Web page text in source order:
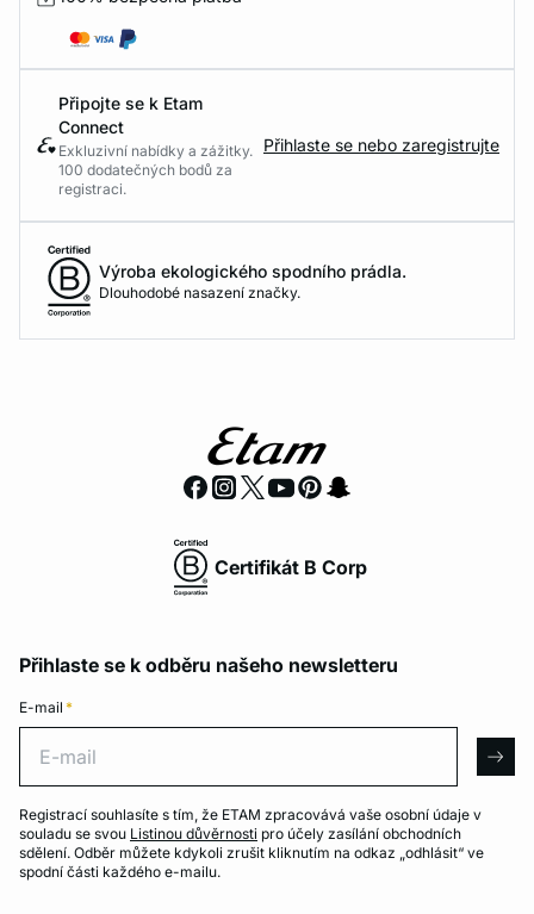
Připojte se k Etam
Connect
Exkluzivní nabídky a zážitky.
100 dodatečných bodů za
registraci.
Přihlaste se nebo zaregistrujte
Výroba ekologického spodního prádla.
Dlouhodobé nasazení značky.
Certifikát B Corp
Přihlaste se k odběru našeho newsletteru
E-mail *
Registrací souhlasíte s tím, že ETAM zpracovává vaše osobní údaje v
souladu se svou Listinou důvěrnosti pro účely zasílání obchodních
sdělení. Odběr můžete kdykoli zrušit kliknutím na odkaz „odhlásit“ ve
spodní části každého e-mailu.